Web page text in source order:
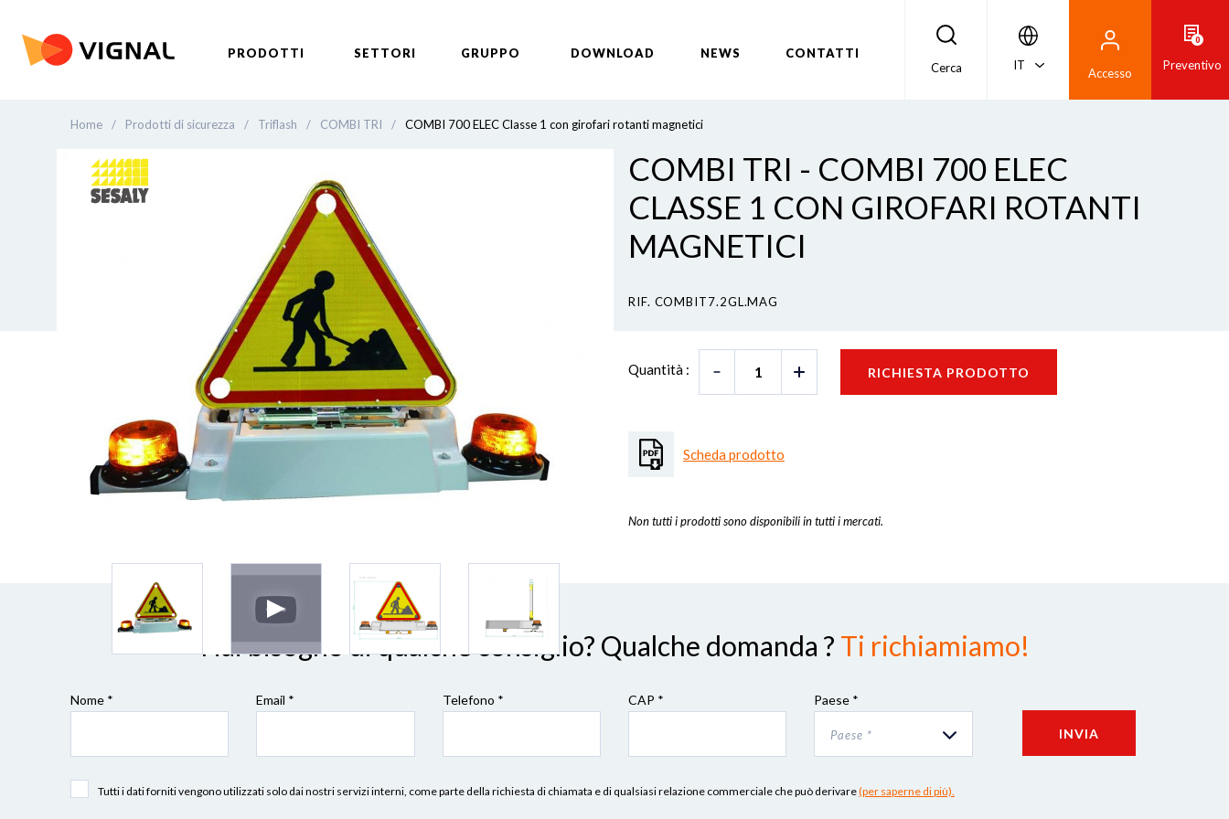
PRODOTTI SETTORI GRUPPO DOWNLOAD NEWS
CONTATTI
Cerca
IT
Accesso
0
Preventivo
Home / Prodotti di sicurezza / Triflash / COMBI TRI / COMBI 700 ELEC Classe 1 con girofari rotanti magnetici
COMBI TRI - COMBI 700 ELEC
CLASSE 1 CON GIROFARI ROTANTI
MAGNETICI
RIF. COMBIT7.2GL.MAG
Quantità : RICHIESTA PRODOTTO
Scheda prodotto
Non tutti i prodotti sono disponibili in tutti i mercati.
Hai bisogno di qualche consiglio? Qualche domanda ? Ti richiamiamo!
Nome * Email * Telefono * CAP * Paese *
Paese * INVIA
Tutti i dati forniti vengono utilizzati solo dai nostri servizi interni, come parte della richiesta di chiamata e di qualsiasi relazione commerciale che può derivare(per saperne di più).